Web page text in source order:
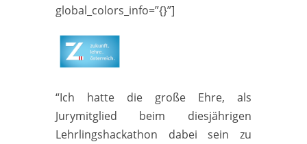
global_colors_info=”{}”]
“Ich hatte die große Ehre, als
Jurymitglied beim diesjährigen
Lehrlingshackathon dabei sein zu